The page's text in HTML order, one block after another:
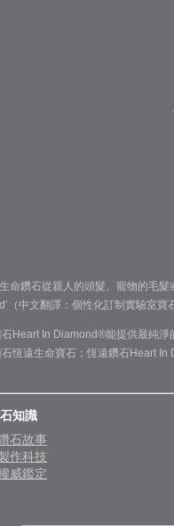
命鑽石從親人的頭髮、寵物的毛
（中文翻譯：個性化訂制實驗室
Heart In Diamond®能提供最純
恆遠生命寶石；恆遠鑽石Heart
知識
石故事
作科技
威鑑定